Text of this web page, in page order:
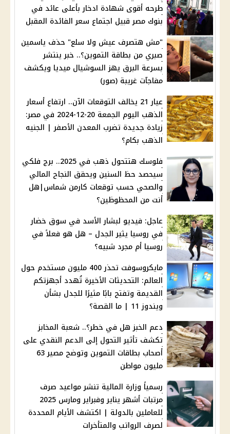
طرحه أقوى شهادة ادخار بأعلى عائد في
بنوك مصر قبيل اجتماع سعر الفائدة المقبل
"مش هتصرف عيش ولا سلع" حذف ياسمين
صبري من بطاقة التموين؟.. خبر ينتشر
بسرعة البرق يهز السوشيال ميديا ويكشف
مفاجآت غريبة (صور)
عيار 21 يخالف التوقعات الآن.. ارتفاع أسعار
الذهب اليوم الجمعة 20-12-2024 في مصر:
زيادة جديدة تضرب المعدن الأصفر | الجنيه
الذهب بكام؟
فلوسك هتتحول ذهب في 2025.. برج فلكي
سيحصد حظ السنين ويحقق النجاح المالي
والصحي حسب توقعات كارمن شماس|هل
أنت من المحظوظين؟
عاجل: فيديو لبشار الأسد في سوق خضار
في روسيا يثير الجدل – هل هو فعلاً في
روسيا أم مجرد شبيه؟
مايكروسوفت تحذر 400 مليون مستخدم حول
العالم: التحديثات الأخيرة تُهدد أجهزتكم
القديمة وتفتح بابًا مثيرًا للجدل بشأن
ويندوز 11 | ما القصة؟
دعم الخبز هل في خطر؟.. شعبة المخابز
تكشف تأثير التحول إلى الدعم النقدي على
أصحاب بطاقات التموين وتوضح مصير 63
مليون مواطن
رسمياً وزارة المالية تنشر مواعيد صرف
مرتبات أشهر يناير وفبراير ومارس 2025
للعاملين بالدولة | اكتشف الأيام المحددة
لصرف الرواتب والمتأخرات